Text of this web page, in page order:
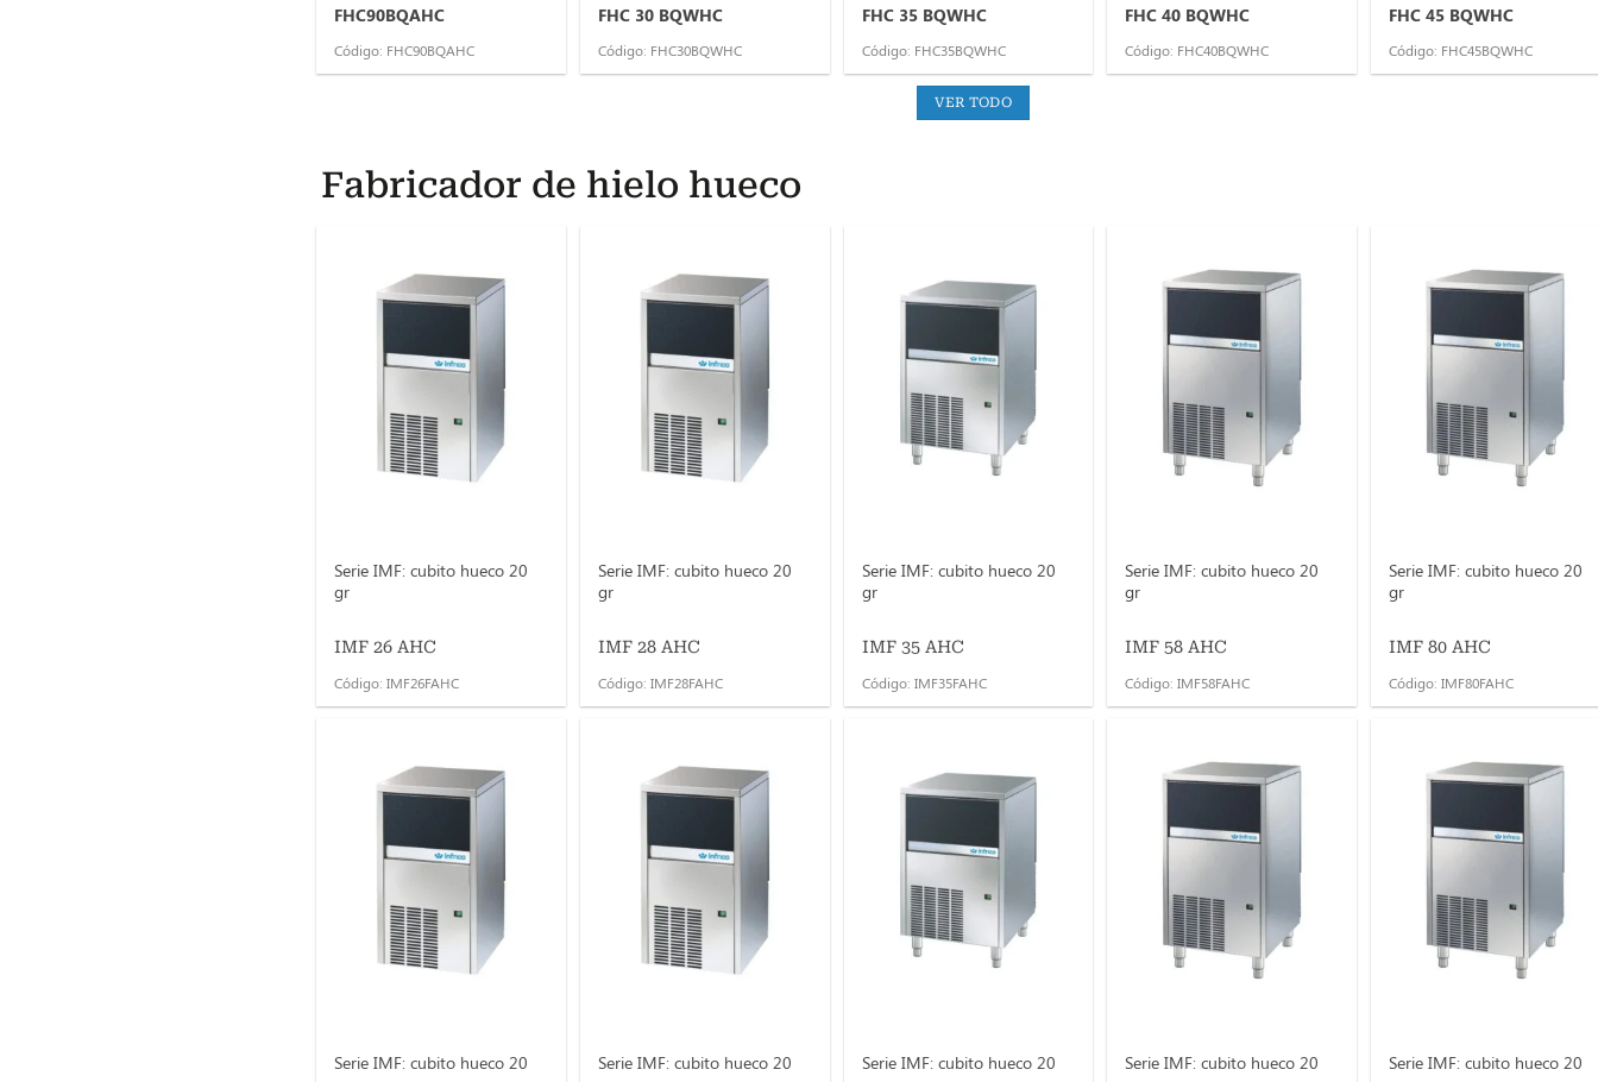
FHC90BQAHC
Código: FHC90BQAHC
FHC 30 BQWHC
Código: FHC30BQWHC
FHC 35 BQWHC
Código: FHC35BQWHC
FHC 40 BQWHC
Código: FHC40BQWHC
FHC 45 BQWHC
Código: FHC45BQWHC
VER TODO
Fabricador de hielo hueco
Serie IMF: cubito hueco 20
gr
IMF 26 AHC
Código: IMF26FAHC
Serie IMF: cubito hueco 20
gr
IMF 28 AHC
Código: IMF28FAHC
Serie IMF: cubito hueco 20
gr
IMF 35 AHC
Código: IMF35FAHC
Serie IMF: cubito hueco 20
gr
IMF 58 AHC
Código: IMF58FAHC
Serie IMF: cubito hueco 20
gr
IMF 80 AHC
Código: IMF80FAHC
Serie IMF: cubito hueco 20
Serie IMF: cubito hueco 20
Serie IMF: cubito hueco 20
Serie IMF: cubito hueco 20
Serie IMF: cubito hueco 20